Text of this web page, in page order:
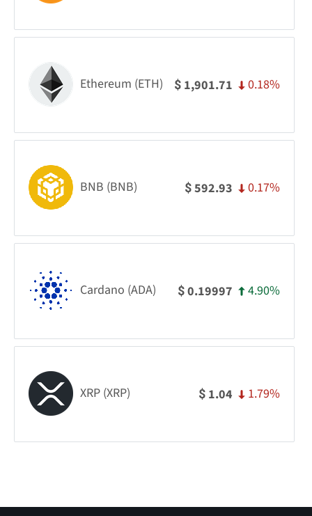
Ethereum (ETH) $ 1,901.71 0.18%
BNB (BNB) $592.93 0.17%
Cardano (ADA) $0.19997 4.90%
XRP (XRP) $ 1.04 1.79%